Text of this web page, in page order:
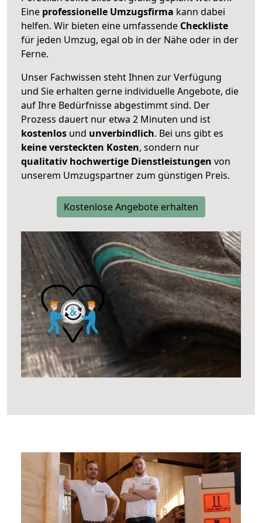
Eine professionelle Umzugsfirma kann dabei
helfen. Wir bieten eine umfassende Checkliste
für jeden Umzug, egal ob in der Nähe oder in der
Ferne.
Unser Fachwissen steht Ihnen zur Verfügung
und Sie erhalten gerne individuelle Angebote, die
auf Ihre Bedürfnisse abgestimmt sind. Der
Prozess dauert nur etwa 2 Minuten und ist
kostenlos und unverbindlich. Bei uns gibt es
keine versteckten Kosten, sondern nur
qualitativ hochwertige Dienstleistungen von
unserem Umzugspartner zum günstigen Preis.
Kostenlose Angebote erhalten